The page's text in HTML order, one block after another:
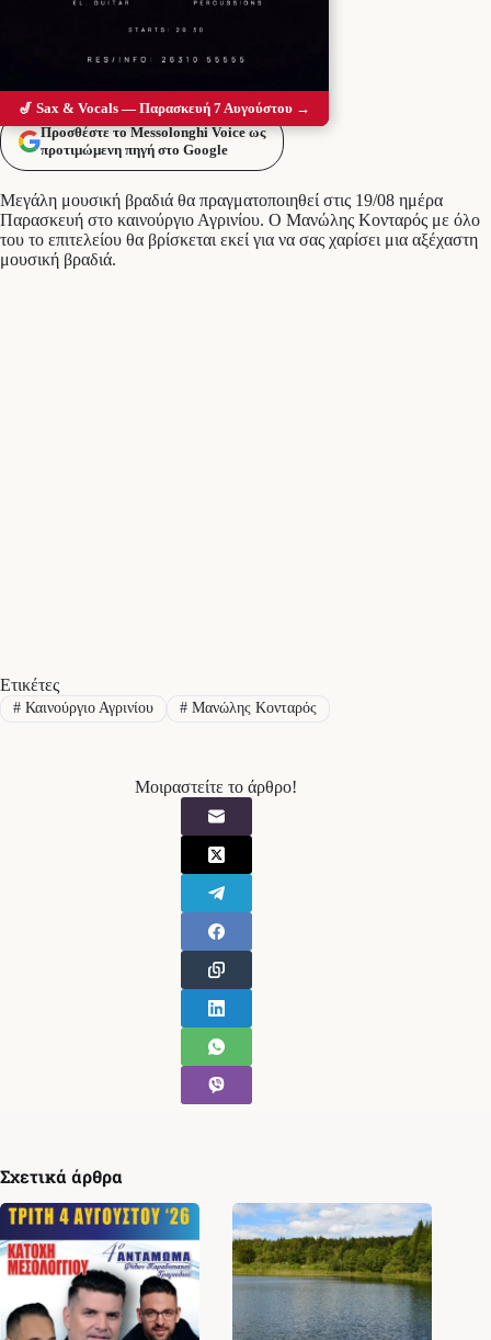
Προσθέστε το Messolonghi Voice ως
προτιμώμενη πηγή στο Google
Μεγάλη μουσική βραδιά θα πραγματοποιηθεί στις 19/08 ημέρα
Παρασκευή στο καινούργιο Αγρινίου. Ο Μανώλης Κονταρός με όλο
του το επιτελείου θα βρίσκεται εκεί για να σας χαρίσει μια αξέχαστη
μουσική βραδιά.
Ετικέτες
#Καινούργιο Αγρινίου #Μανώλης Κονταρός
Μοιραστείτε το άρθρο!
Σχετικά άρθρα
🎷 Sax & Vocals — Παρασκευή 7 Αυγούστου →